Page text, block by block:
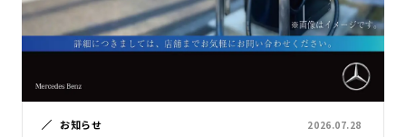
お知らせ 2026.07.28